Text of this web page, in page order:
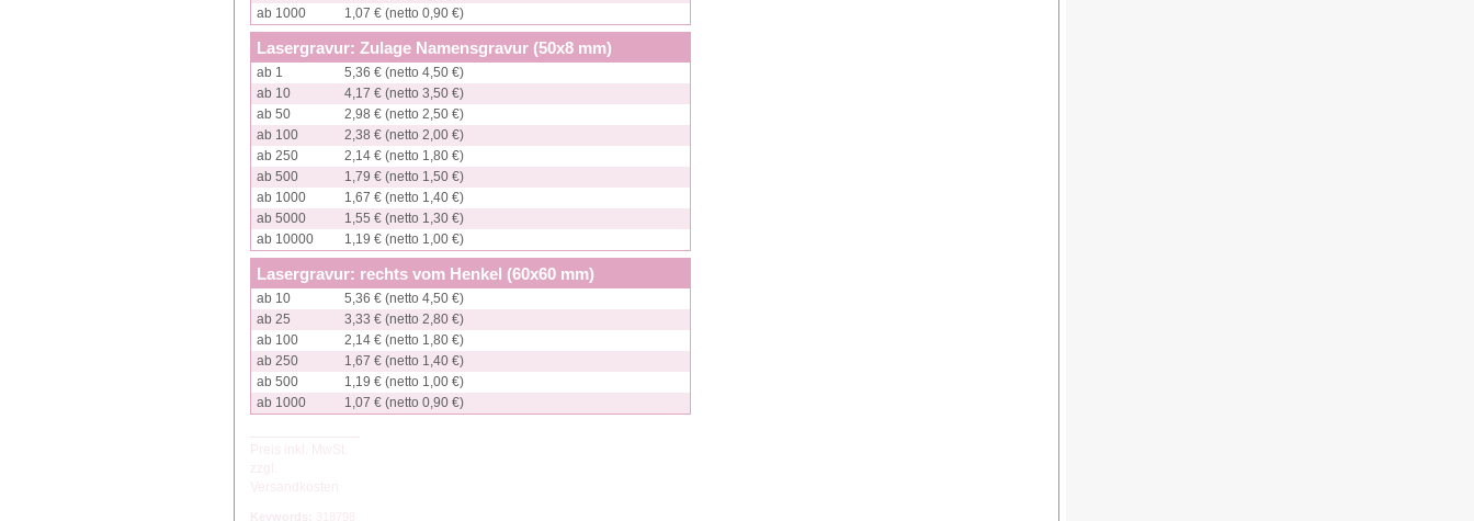
ab 1000
1,07 € (netto 0,90 €)
Lasergravur: Zulage Namensgravur (50x8 mm)
ab 1
5,36 € (netto 4,50 €)
ab 10
4,17 € (netto 3,50 €)
ab 50
2,98 € (netto 2,50 €)
ab 100
2,38 € (netto 2,00 €)
ab 250
2,14 € (netto 1,80 €)
ab 500
1,79 € (netto 1,50 €)
ab 1000
1,67 € (netto 1,40 €)
ab 5000
1,55 € (netto 1,30 €)
ab 10000
1,19 € (netto 1,00 €)
Lasergravur: rechts vom Henkel (60x60 mm)
ab 10
5,36 € (netto 4,50 €)
ab 25
3,33 € (netto 2,80 €)
ab 100
2,14 € (netto 1,80 €)
ab 250
1,67 € (netto 1,40 €)
ab 500
1,19 € (netto 1,00 €)
ab 1000
1,07 € (netto 0,90 €)